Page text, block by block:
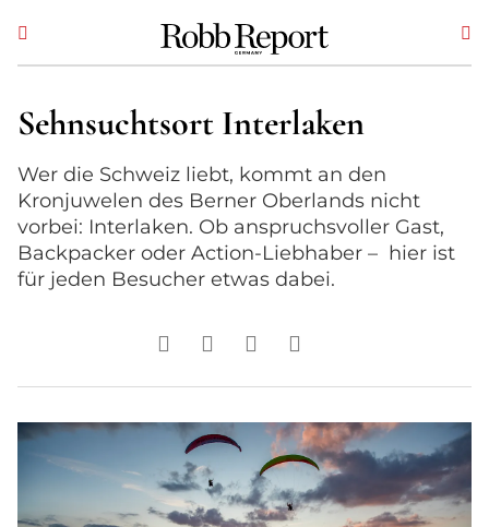
Sehnsuchtsort Interlaken
Wer die Schweiz liebt, kommt an den
Kronjuwelen des Berner Oberlands nicht
vorbei: Interlaken. Ob anspruchsvoller Gast,
Backpacker oder Action-Liebhaber – hier ist
für jeden Besucher etwas dabei.